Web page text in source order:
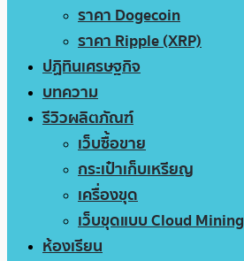
ราคา Dogecoin
ราคา Ripple (XRP)
ปฏิทินเศรษฐกิจ
บทความ
รีวิวผลิตภัณฑ์
เว็บซื้อขาย
กระเป๋าเก็บเหรียญ
เครื่องขุด
เว็บขุดแบบ Cloud Mining
ห้องเรียน